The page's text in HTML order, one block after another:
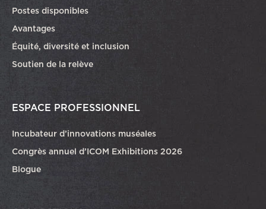
Postes disponiblesCe lien ouvrira dans une autre fenêtre
Avantages
Équité, diversité et inclusion
Soutien de la relève
ESPACE PROFESSIONNEL
Incubateur d’innovations muséales
Congrès annuel d’ICOM Exhibitions 2026
Blogue